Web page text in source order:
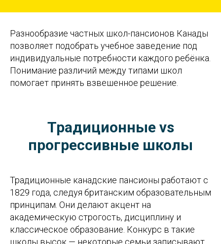
Разнообразие частных школ-пансионов Канады
позволяет подобрать учебное заведение под
индивидуальные потребности каждого ребёнка.
Понимание различий между типами школ
помогает принять взвешенное решение.
Традиционные vs
прогрессивные школы
Традиционные канадские пансионы работают с
1829 года, следуя британским образовательным
принципам. Они делают акцент на
академическую строгость, дисциплину и
классическое образование. Конкурс в такие
школы высок — некоторые семьи записывают